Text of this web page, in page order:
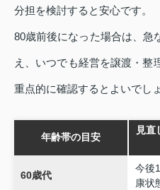
分担を検討すると安心です。
80歳前後になった場合は、急
え、いつでも経営を譲渡・整
重点的に確認するとよいでしょ
年齢帯の目安
見直
60歳代
今後
康状